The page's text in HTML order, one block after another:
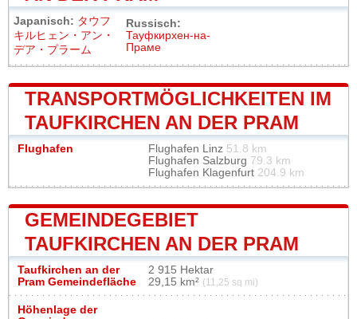
Japanisch: タウフ
キルヒェン・アン・
デア・プラーム
Russisch:
Тауфкирхен-на-
Праме
TRANSPORTMÖGLICHKEITEN IM
TAUFKIRCHEN AN DER PRAM
Flughafen Flughafen Linz 51.8 km
Flughafen Salzburg 79.3 km
Flughafen Klagenfurt 204.9 km
GEMEINDEGEBIET
TAUFKIRCHEN AN DER PRAM
Taufkirchen an der
Pram Gemeindefläche
2 915 Hektar
29,15 km² (11,25 sq mi)
Höhenlage der